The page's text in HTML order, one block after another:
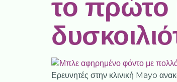
το πρώτο
Ερευνητές στην κλινική Mayo